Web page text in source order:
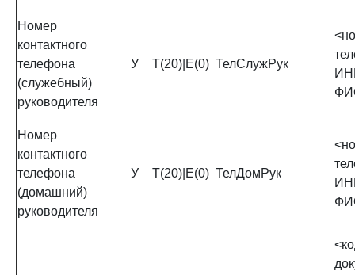
Номер
контактного
телефона
(служебный)
руководителя
У Т(20)|Е(0) ТелСлужРук
Номер
контактного
телефона
(домашний)
руководителя
У Т(20)|Е(0) ТелДомРук